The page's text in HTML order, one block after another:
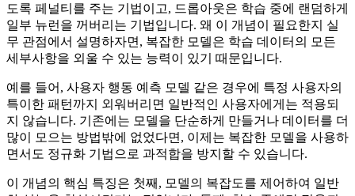
도록 페널티를 주는 기법이고, 드롭아웃은 학습 중에 랜덤하게
일부 뉴런을 꺼버리는 기법입니다. 왜 이 개념이 필요한지 실
무 관점에서 설명하자면, 복잡한 모델은 학습 데이터의 모든
세부사항을 외울 수 있는 능력이 있기 때문입니다.
예를 들어, 사용자 행동 예측 모델 같은 경우에 특정 사용자의
특이한 패턴까지 외워버리면 일반적인 사용자에게는 적용되
지 않습니다. 기존에는 모델을 단순하게 만들거나 데이터를 더
많이 모으는 방법밖에 없었다면, 이제는 복잡한 모델을 사용하
면서도 정규화 기법으로 과적합을 방지할 수 있습니다.
이 개념의 핵심 특징은 첫째, 모델의 복잡도를 제어하여 일반